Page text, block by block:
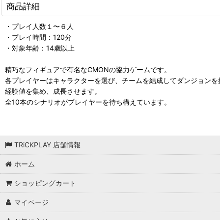
商品詳細
・プレイ人数１〜６人
・プレイ時間：120分
・対象年齢：14歳以上
精巧なフィギュアで有名なCMONの協力ゲームです。
各プレイヤーはキャラクターを選び、チームを結成してダンジョンを
経験値を集め、成長させます。
全10本のシナリオがプレイヤーを待ち構えています。
TRiCKPLAY 店舗情報
ホーム
ショッピングカート
マイページ